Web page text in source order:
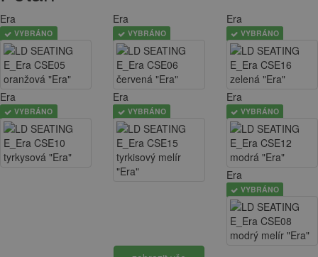
Era
VYBRÁNO
Era
VYBRÁNO
Era
VYBRÁNO
Era
VYBRÁNO
Era
VYBRÁNO
Era
VYBRÁNO
Era
VYBRÁNO